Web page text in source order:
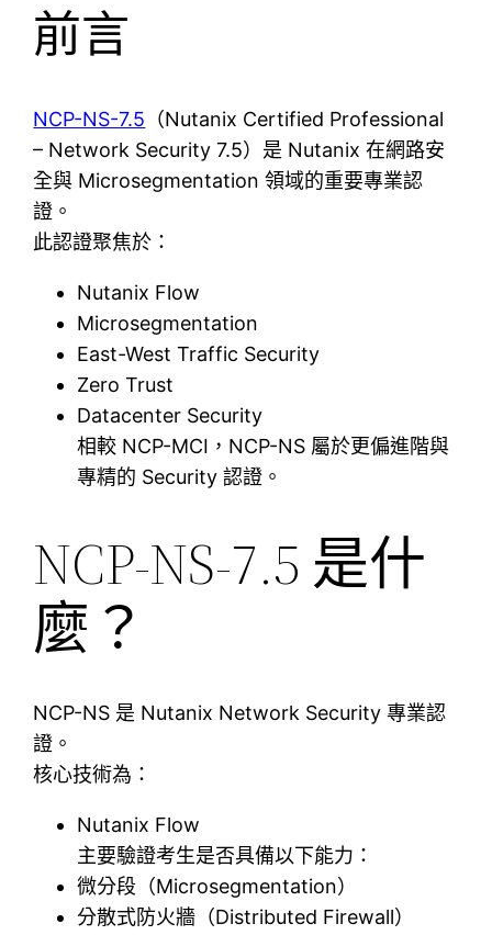
前言
NCP-NS-7.5 （Nutanix Certified Professional
– Network Security 7.5）是 Nutanix 在網路安
全與 Microsegmentation 領域的重要專業認
證。
此認證聚焦於：
Nutanix Flow
Microsegmentation
East-West Traffic Security
Zero Trust
Datacenter Security
相較 NCP-MCI，NCP-NS 屬於更偏進階與
專精的 Security 認證。
NCP-NS-7.5 是什
麼？
NCP-NS 是 Nutanix Network Security 專業認
證。
核心技術為：
Nutanix Flow
主要驗證考生是否具備以下能力：
微分段（Microsegmentation）
分散式防火牆（Distributed Firewall）